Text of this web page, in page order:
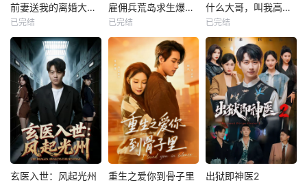
前妻送我的离婚大礼包
已完结
雇佣兵荒岛求生爆火出圈第二季
已完结
什么大哥，叫我高律师
已完结
玄医入世：风起光州 重生之爱你到骨子里 出狱即神医2